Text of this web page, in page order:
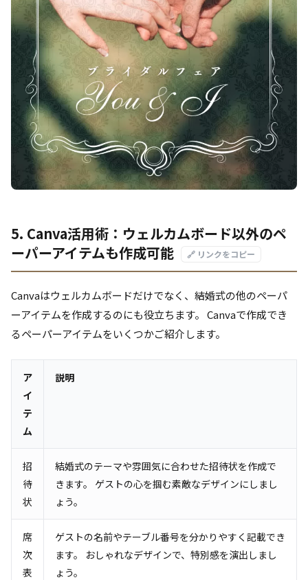
5. Canva活用術：ウェルカムボード以外のペ
ーパーアイテムも作成可能
🔗 リンクをコピー
Canvaはウェルカムボードだけでなく、結婚式の他のペーパ
ーアイテムを作成するのにも役立ちます。 Canvaで作成でき
るペーパーアイテムをいくつかご紹介します。
ア
イ
テ
ム
説明
招
待
状
結婚式のテーマや雰囲気に合わせた招待状を作成で
きます。 ゲストの心を掴む素敵なデザインにしまし
ょう。
席
次
表
ゲストの名前やテーブル番号を分かりやすく記載でき
ます。 おしゃれなデザインで、特別感を演出しまし
ょう。